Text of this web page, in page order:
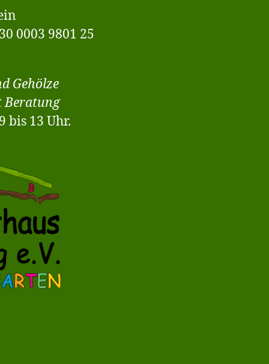
0003 9801 25
Gehölze
Beratung
bis 13 Uhr.